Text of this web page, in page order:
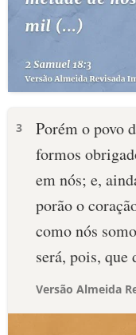
3
Porém o povo
formos
em nós; e,
porão o
como nós
será, pois, que
Versão Almeida